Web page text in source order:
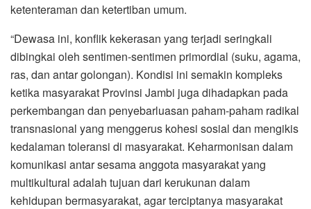
ketenteraman dan ketertiban umum.
“Dewasa ini, konflik kekerasan yang terjadi seringkali
dibingkai oleh sentimen-sentimen primordial (suku, agama,
ras, dan antar golongan). Kondisi ini semakin kompleks
ketika masyarakat Provinsi Jambi juga dihadapkan pada
perkembangan dan penyebarluasan paham-paham radikal
transnasional yang menggerus kohesi sosial dan mengikis
kedalaman toleransi di masyarakat. Keharmonisan dalam
komunikasi antar sesama anggota masyarakat yang
multikultural adalah tujuan dari kerukunan dalam
kehidupan bermasyarakat, agar terciptanya masyarakat